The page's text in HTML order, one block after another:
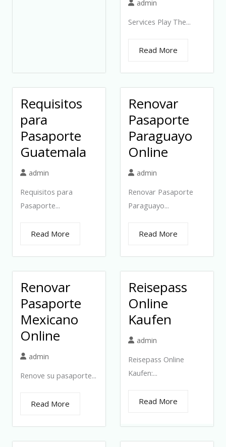
admin
Services Play The...
Read More
Requisitos
para
Pasaporte
Guatemala
admin
Requisitos para
Pasaporte...
Read More
Renovar
Pasaporte
Paraguayo
Online
admin
Renovar Pasaporte
Paraguayo...
Read More
Renovar
Pasaporte
Mexicano
Online
admin
Renove su pasaporte...
Read More
Reisepass
Online
Kaufen
admin
Reisepass Online
Kaufen:...
Read More